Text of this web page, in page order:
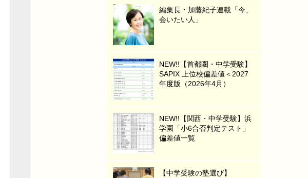
編集長・加藤紀子連載「今、
会いたい人」
NEW!!【首都圏・中学受験】
SAPIX 上位校偏差値＜2027
年度版（2026年4月）
NEW!!【関西・中学受験】浜
学園「小6合否判定テスト」
偏差値一覧
【中学受験の塾選び】